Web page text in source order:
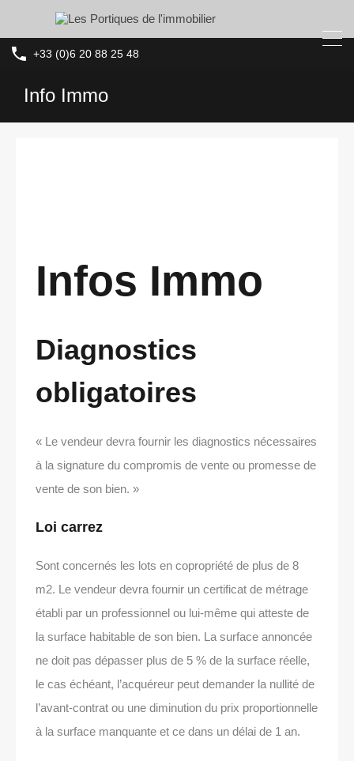
+33 (0)6 20 88 25 48
Info Immo
Infos Immo
Diagnostics
obligatoires
« Le vendeur devra fournir les diagnostics nécessaires
à la signature du compromis de vente ou promesse de
vente de son bien. »
Loi carrez
Sont concernés les lots en copropriété de plus de 8
m2. Le vendeur devra fournir un certificat de métrage
établi par un professionnel ou lui-même qui atteste de
la surface habitable de son bien. La surface annoncée
ne doit pas dépasser plus de 5 % de la surface réelle,
le cas échéant, l’acquéreur peut demander la nullité de
l’avant-contrat ou une diminution du prix proportionnelle
à la surface manquante et ce dans un délai de 1 an.